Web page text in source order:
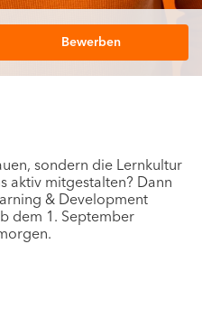
Bewerben
sondern die Lernkultur
aktiv mitgestalten? Dann
& Development
dem 1. September